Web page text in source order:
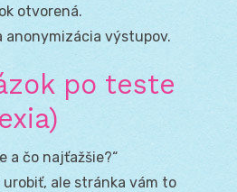
otvorená.
anonymizácia výstupov.
po teste
a čo najťažšie?“
urobiť, ale stránka vám to